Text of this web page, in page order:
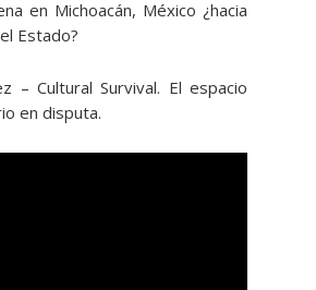
en Michoacán, México ¿hacia
Estado?
– Cultural Survival. El espacio
en disputa.